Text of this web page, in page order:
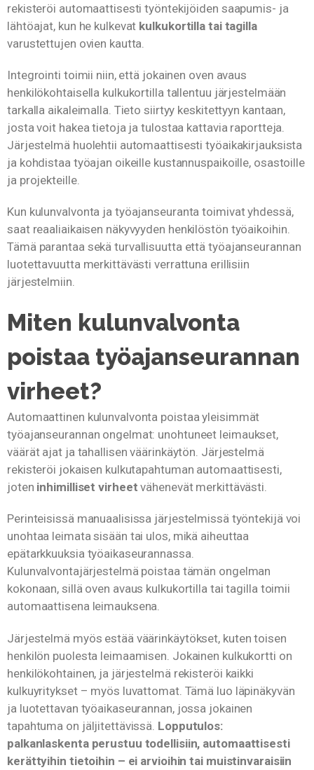
rekisteröi automaattisesti työntekijöiden saapumis- ja
lähtöajat, kun he kulkevat kulkukortilla tai tagilla
varustettujen ovien kautta.
Integrointi toimii niin, että jokainen oven avaus
henkilökohtaisella kulkukortilla tallentuu järjestelmään
tarkalla aikaleimalla. Tieto siirtyy keskitettyyn kantaan,
josta voit hakea tietoja ja tulostaa kattavia raportteja.
Järjestelmä huolehtii automaattisesti työaikakirjauksista
ja kohdistaa työajan oikeille kustannuspaikoille, osastoille
ja projekteille.
Kun kulunvalvonta ja työajanseuranta toimivat yhdessä,
saat reaaliaikaisen näkyvyyden henkilöstön työaikoihin.
Tämä parantaa sekä turvallisuutta että työajanseurannan
luotettavuutta merkittävästi verrattuna erillisiin
järjestelmiin.
Miten kulunvalvonta
poistaa työajanseurannan
virheet?
Automaattinen kulunvalvonta poistaa yleisimmät
työajanseurannan ongelmat: unohtuneet leimaukset,
väärät ajat ja tahallisen väärinkäytön. Järjestelmä
rekisteröi jokaisen kulkutapahtuman automaattisesti,
joten inhimilliset virheet vähenevät merkittävästi.
Perinteisissä manuaalisissa järjestelmissä työntekijä voi
unohtaa leimata sisään tai ulos, mikä aiheuttaa
epätarkkuuksia työaikaseurannassa.
Kulunvalvontajärjestelmä poistaa tämän ongelman
kokonaan, sillä oven avaus kulkukortilla tai tagilla toimii
automaattisena leimauksena.
Järjestelmä myös estää väärinkäytökset, kuten toisen
henkilön puolesta leimaamisen. Jokainen kulkukortti on
henkilökohtainen, ja järjestelmä rekisteröi kaikki
kulkuyritykset – myös luvattomat. Tämä luo läpinäkyvän
ja luotettavan työaikaseurannan, jossa jokainen
tapahtuma on jäljitettävissä. Lopputulos:
palkanlaskenta perustuu todellisiin, automaattisesti
kerättyihin tietoihin – ei arvioihin tai muistinvaraisiin